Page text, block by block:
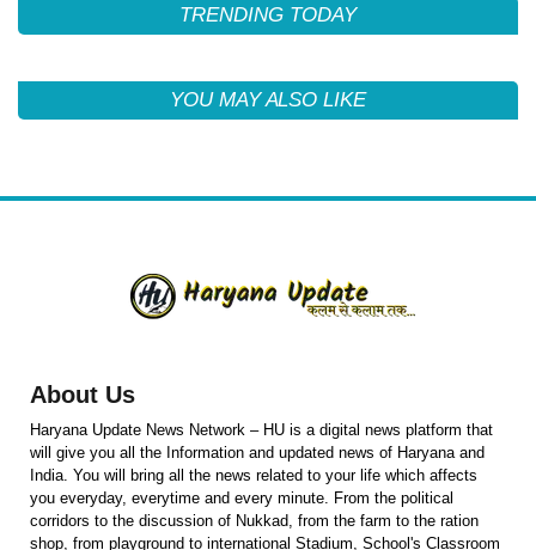
TRENDING TODAY
YOU MAY ALSO LIKE
About Us
Haryana Update News Network – HU is a digital news platform that
will give you all the Information and updated news of Haryana and
India. You will bring all the news related to your life which affects
you everyday, everytime and every minute. From the political
corridors to the discussion of Nukkad, from the farm to the ration
shop, from playground to international Stadium, School's Classroom